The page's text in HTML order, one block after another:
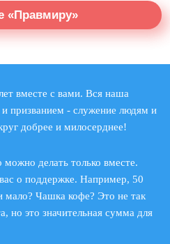
«Правмиру»
вместе с вами. Вся наша
призванием - служение людям и
добрее и милосерднее!
делать только вместе.
о поддержке. Например, 50
мало? Чашка кофе? Это не так
но это значительная сумма для